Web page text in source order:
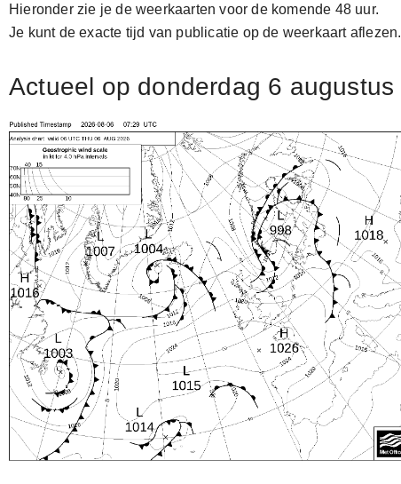
Hieronder zie je de weerkaarten voor de komende 48 uur.
Je kunt de exacte tijd van publicatie op de weerkaart aflezen.
Actueel op donderdag 6 augustus